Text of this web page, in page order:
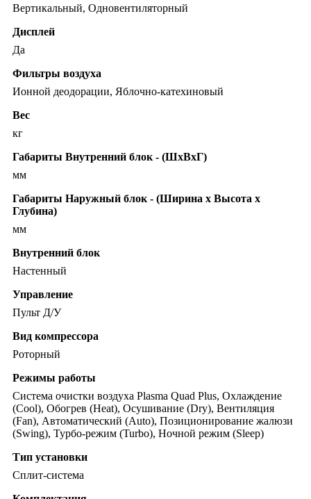
Вертикальный, Одновентиляторный
Дисплей
Да
Фильтры воздуха
Ионной деодорации, Яблочно-катехиновый
Вес
кг
Габариты Внутренний блок - (ШхВхГ)
мм
Габариты Наружный блок - (Ширина х Высота х
Глубина)
мм
Внутренний блок
Настенный
Управление
Пульт Д/У
Вид компрессора
Роторный
Режимы работы
Система очистки воздуха Plasma Quad Plus, Охлаждение
(Cool), Обогрев (Heat), Осушивание (Dry), Вентиляция
(Fan), Автоматический (Auto), Позиционирование жалюзи
(Swing), Турбо-режим (Turbo), Ночной режим (Sleep)
Тип установки
Сплит-система